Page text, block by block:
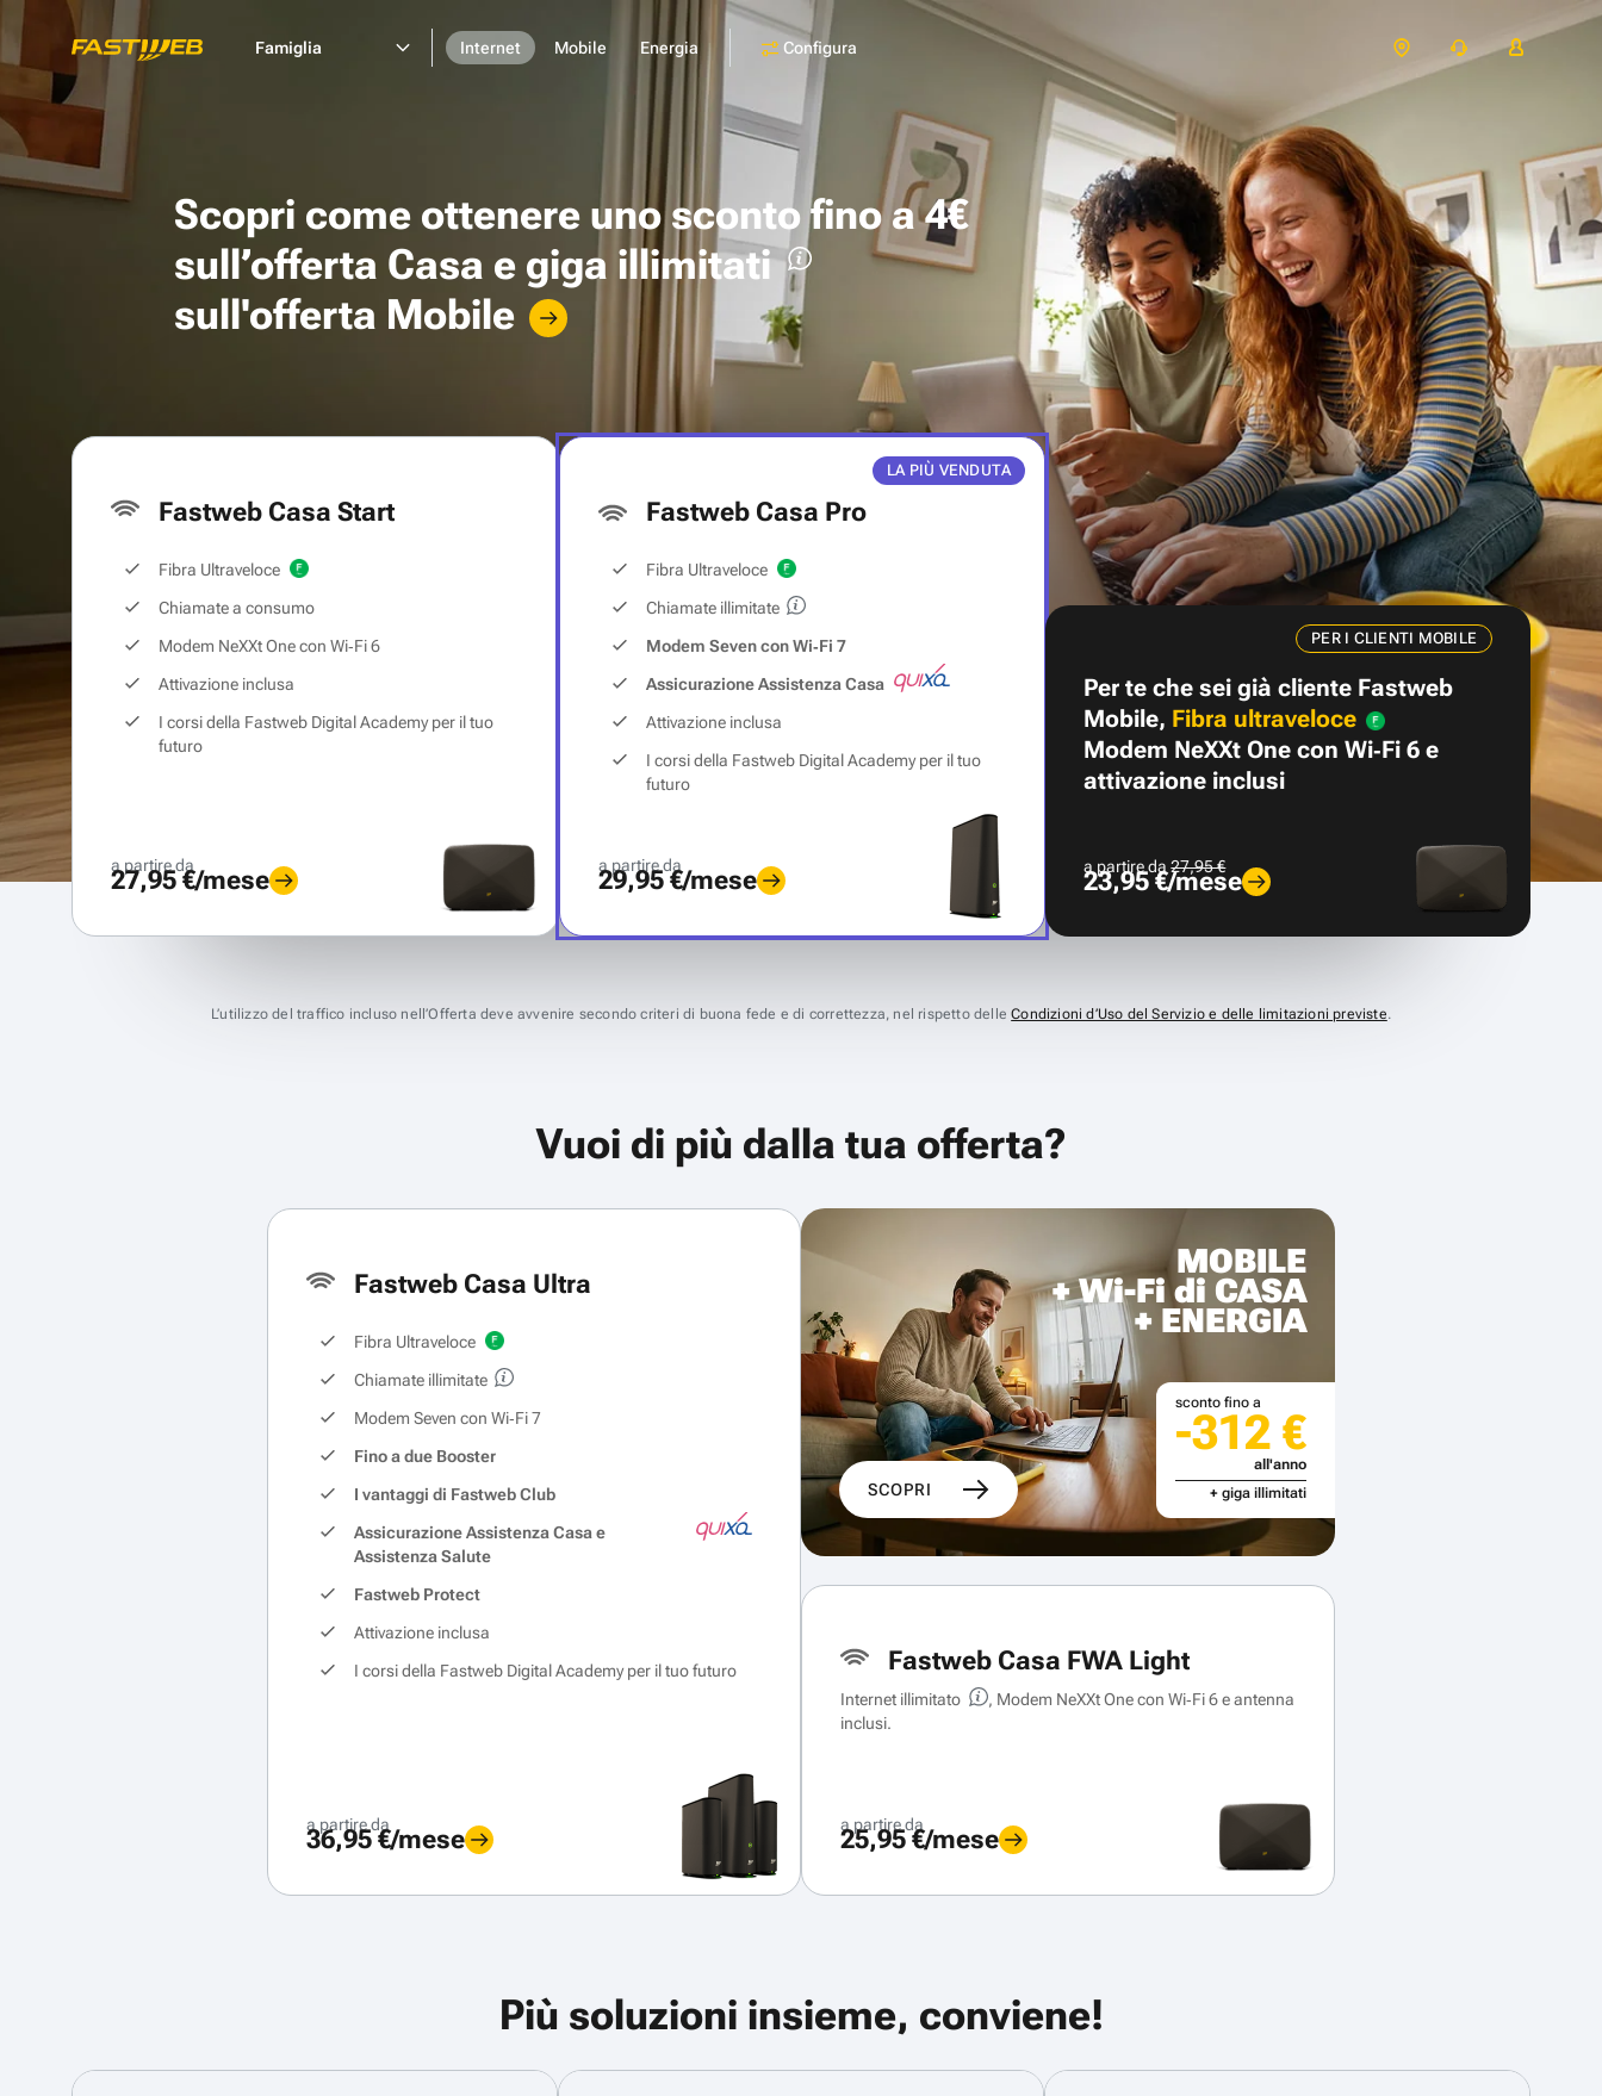
Famiglia Internet Mobile Energia Configura
Scopri come ottenere unosconto fino a 4€
sull’offerta Casa e giga illimitati
sull'offerta Mobile
Fastweb Casa Start
Fibra Ultraveloce
Chiamate a consumo
Modem NeXXt One con Wi‑Fi 6
Attivazione inclusa
I corsi della Fastweb Digital Academy per il tuo
futuro
a partire da
27,95 €/mese
LA PIÙ VENDUTA
Fastweb Casa Pro
Fibra Ultraveloce
Chiamate illimitate
Modem Seven con Wi‑Fi 7
Assicurazione Assistenza Casa
Attivazione inclusa
I corsi della Fastweb Digital Academy per il tuo
futuro
a partire da
29,95 €/mese
PER I CLIENTI MOBILE
Per te che sei già cliente Fastweb
Mobile, Fibra ultraveloce
Modem NeXXt One con Wi‑Fi 6 e
attivazione inclusi
a partire da27,95 €
23,95 €/mese
L’utilizzo del traffico incluso nell’Offerta deve avvenire secondo criteri di buona fede e di correttezza, nel rispetto delleCondizioni d’Uso del Servizio e delle limitazioni previste.
Vuoi di più dalla tua offerta?
Fastweb Casa Ultra
Fibra Ultraveloce
Chiamate illimitate
Modem Seven con Wi‑Fi 7
Fino a due Booster
I vantaggi di Fastweb Club
Assicurazione Assistenza Casa e
Assistenza Salute
Fastweb Protect
Attivazione inclusa
I corsi della Fastweb Digital Academy per il tuo futuro
a partire da
36,95 €/mese
MOBILE
+ Wi-Fi di CASA
+ ENERGIA
SCOPRI
sconto fino a
-312 €
all'anno
+ giga illimitati
Fastweb Casa FWA Light
Internet illimitato
, Modem NeXXt One con Wi‑Fi 6 e antenna
inclusi.
a partire da
25,95 €/mese
Più soluzioni insieme, conviene!